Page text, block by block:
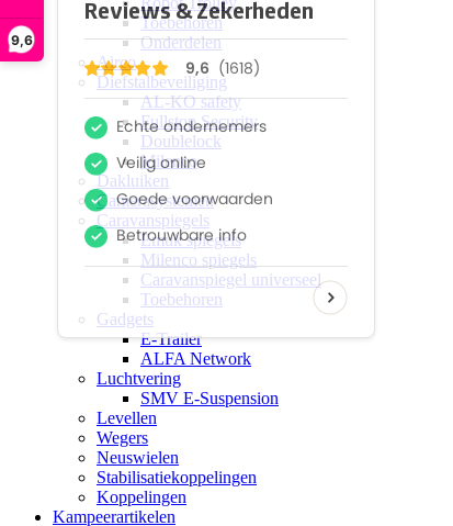
9,6
Toebehoren
Onderdelen
Airco
Diefstalbeveiliging
AL-KO safety
Fullstop Security
Doublelock
Milenco
Dakluiken
Camerasystemen
Caravanspiegels
Emuk spiegels
Milenco spiegels
Caravanspiegel universeel
Toebehoren
Gadgets
E-Trailer
ALFA Network
Luchtvering
SMV E-Suspension
Levellen
Wegers
Neuswielen
Stabilisatiekoppelingen
Koppelingen
Kampeerartikelen